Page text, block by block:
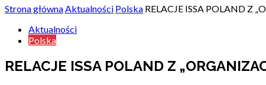
Strona głównaAktualności Polska RELACJE ISSA POLAND Z
Aktualności
Polska
RELACJE ISSA POLAND Z